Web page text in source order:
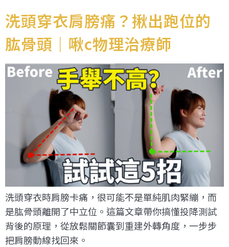
洗頭穿衣肩膀痛？揪出跑位的
肱骨頭｜啾c物理治療師
洗頭穿衣時肩膀卡痛，很可能不是單純肌肉緊繃，而
是肱骨頭離開了中立位。這篇文章帶你搞懂投降測試
背後的原理，從放鬆關節囊到重建外轉角度，一步步
把肩膀動線找回來。